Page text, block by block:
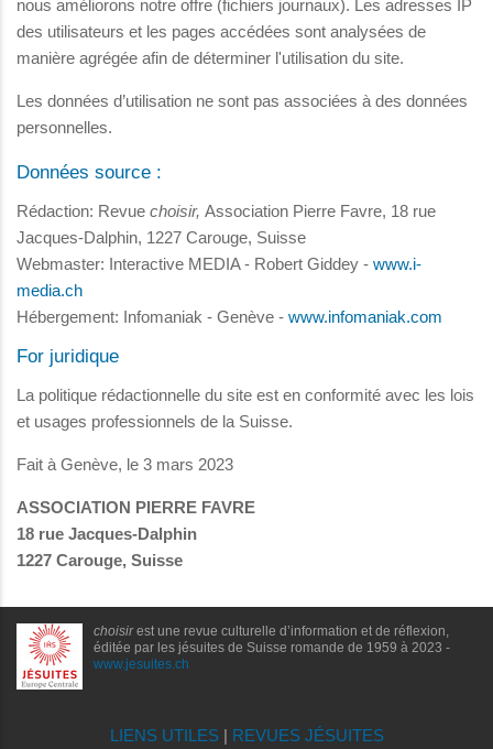
nous améliorons notre offre (fichiers journaux). Les adresses IP
des utilisateurs et les pages accédées sont analysées de
manière agrégée afin de déterminer l'utilisation du site.
Les données d’utilisation ne sont pas associées à des données
personnelles.
Données source :
Rédaction: Revue choisir, Association Pierre Favre, 18 rue
Jacques-Dalphin, 1227 Carouge, Suisse
Webmaster: Interactive MEDIA - Robert Giddey - www.i-
media.ch
Hébergement: Infomaniak - Genève - www.infomaniak.com
For juridique
La politique rédactionnelle du site est en conformité avec les lois
et usages professionnels de la Suisse.
Fait à Genève, le 3 mars 2023
ASSOCIATION PIERRE FAVRE
18 rue Jacques-Dalphin
1227 Carouge, Suisse
choisirest une revue culturelle d’information et de réflexion,
éditée par les jésuites de Suisse romande de 1959 à 2023 -
www.jesuites.ch
LIENS UTILES| REVUES JÉSUITES